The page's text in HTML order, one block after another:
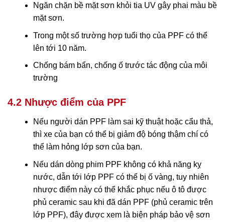
Ngăn chặn bề mặt sơn khỏi tia UV gây phai màu bề
mặt sơn.
Trong một số trường hợp tuổi thọ của PPF có thể
lên tới 10 năm.
Chống bám bẩn, chống ố trước tác động của môi
trường
4.2 Nhược điểm của PPF
Nếu người dán PPF làm sai kỹ thuật hoặc cẩu thả,
thì xe của bạn có thể bị giảm độ bóng thậm chí có
thể làm hỏng lớp sơn của bạn.
Nếu dán dòng phim PPF không có khả năng kỵ
nước, dẫn tới lớp PPF có thể bị ố vàng, tuy nhiên
nhược điểm này có thể khắc phục nếu ô tô được
phủ ceramic sau khi đã dán PPF (phủ ceramic trên
lớp PPF), đây được xem là biện pháp bảo vệ sơn